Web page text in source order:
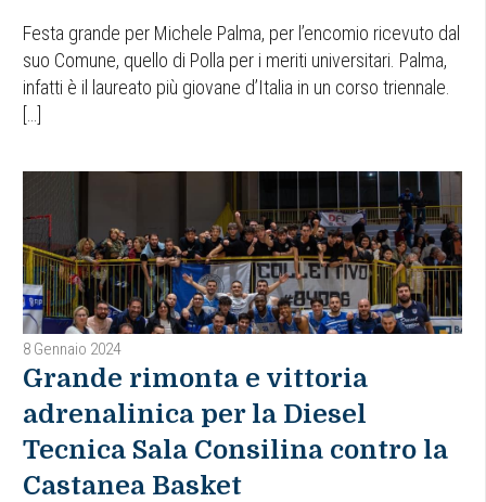
Festa grande per Michele Palma, per l’encomio ricevuto dal
suo Comune, quello di Polla per i meriti universitari. Palma,
infatti è il laureato più giovane d’Italia in un corso triennale.
[…]
8 Gennaio 2024
Grande rimonta e vittoria
adrenalinica per la Diesel
Tecnica Sala Consilina contro la
Castanea Basket